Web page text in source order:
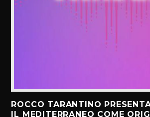
ROCCO TARANTINO
IL MEDITERRANEO COME